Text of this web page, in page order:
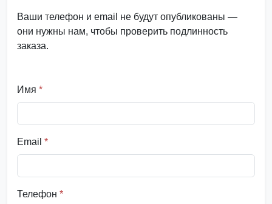
Ваши телефон и email не будут опубликованы —
они нужны нам, чтобы проверить подлинность
заказа.
Имя *
Email *
Телефон *